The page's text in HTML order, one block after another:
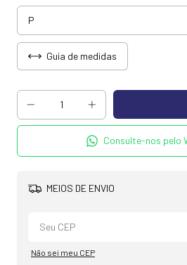
Guia de medidas
Consulte-nos pelo
MEIOS DE ENVIO
Não sei meu CEP